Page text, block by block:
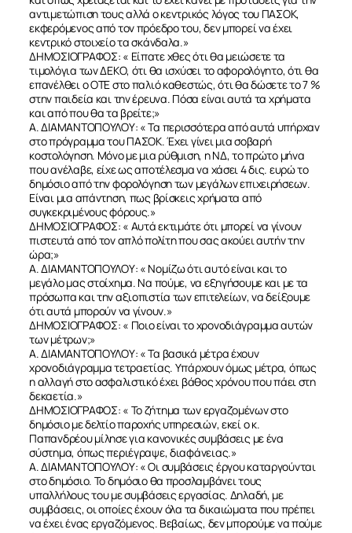
ΣΧΕΤΙΚΑ
ΝΕΑ
ΕΠΙΚΟΙΝΩΝΙΑ
αντιμετώπιση τους αλλά ο κεντρικός λόγος του ΠΑΣΟΚ,
εκφερόμενος από τον πρόεδρο του, δεν μπορεί να έχει
κεντρικό στοιχείο τα σκάνδαλα.»
ΔΗΜΟΣΙΟΓΡΑΦΟΣ: « Είπατε χθες ότι θα μειώσετε τα
τιμολόγια των ΔΕΚΟ, ότι θα ισχύσει το αφορολόγητο, ότι θα
επανέλθει ο ΟΤΕ στο παλιό καθεστώς, ότι θα δώσετε το 7 %
στην παιδεία και την έρευνα. Πόσα είναι αυτά τα χρήματα
και από που θα τα βρείτε;»
Α. ΔΙΑΜΑΝΤΟΠΟΥΛΟΥ: « Τα περισσότερα από αυτά υπήρχαν
στο πρόγραμμα του ΠΑΣΟΚ. Έχει γίνει μια σοβαρή
κοστολόγηση. Μόνο με μια ρύθμιση, η ΝΔ, το πρώτο μήνα
που ανέλαβε, είχε ως αποτέλεσμα να χάσει 4 δις. ευρώ το
δημόσιο από την φορολόγηση των μεγάλων επιχειρήσεων.
Είναι μια απάντηση, πως βρίσκεις χρήματα από
συγκεκριμένους φόρους.»
ΔΗΜΟΣΙΟΓΡΑΦΟΣ: « Αυτά εκτιμάτε ότι μπορεί να γίνουν
πιστευτά από τον απλό πολίτη που σας ακούει αυτήν την
ώρα;»
Α. ΔΙΑΜΑΝΤΟΠΟΥΛΟΥ: « Νομίζω ότι αυτό είναι και το
μεγάλο μας στοίχημα. Να πούμε, να εξηγήσουμε και με τα
πρόσωπα και την αξιοπιστία των επιτελείων, να δείξουμε
ότι αυτά μπορούν να γίνουν.»
ΔΗΜΟΣΙΟΓΡΑΦΟΣ: « Ποιο είναι το χρονοδιάγραμμα αυτών
των μέτρων;»
Α. ΔΙΑΜΑΝΤΟΠΟΥΛΟΥ: « Τα βασικά μέτρα έχουν
χρονοδιάγραμμα τετραετίας. Υπάρχουν όμως μέτρα, όπως
η αλλαγή στο ασφαλιστικό έχει βάθος χρόνου που πάει στη
δεκαετία.»
ΔΗΜΟΣΙΟΓΡΑΦΟΣ: « Το ζήτημα των εργαζομένων στο
δημόσιο με δελτίο παροχής υπηρεσιών, εκεί ο κ.
Παπανδρέου μίλησε για κανονικές συμβάσεις με ένα
σύστημα, όπως περιέγραψε, διαφάνειας.»
Α. ΔΙΑΜΑΝΤΟΠΟΥΛΟΥ: « Οι συμβάσεις έργου καταργούνται
στο δημόσιο. Το δημόσιο θα προσλαμβάνει τους
υπαλλήλους του με συμβάσεις εργασίας. Δηλαδή, με
συμβάσεις, οι οποίες έχουν όλα τα δικαιώματα που πρέπει
να έχει ένας εργαζόμενος. Βεβαίως, δεν μπορούμε να πούμε